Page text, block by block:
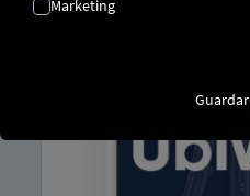
cuenta
Marketing
Guardar